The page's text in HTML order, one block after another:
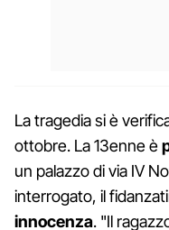
La tragedia si è
ottobre. La 13enne è
un palazzo di via IV
interrogato, il
innocenza. "Il